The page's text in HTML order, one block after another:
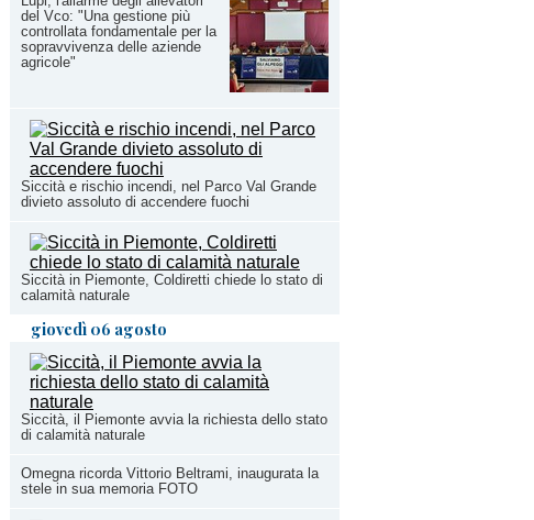
del Vco: "Una gestione più
controllata fondamentale per la
sopravvivenza delle aziende
agricole"
Siccità e rischio incendi, nel Parco Val Grande
divieto assoluto di accendere fuochi
Siccità in Piemonte, Coldiretti chiede lo stato di
calamità naturale
giovedì 06 agosto
Siccità, il Piemonte avvia la richiesta dello stato
di calamità naturale
Omegna ricorda Vittorio Beltrami, inaugurata la
stele in sua memoria FOTO